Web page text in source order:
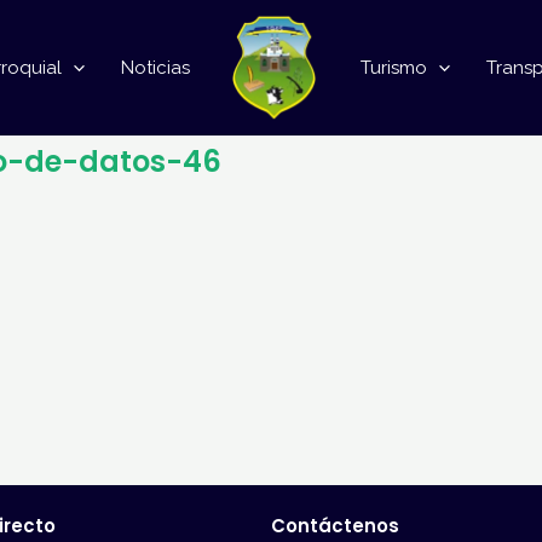
Noticias Turismo
de-datos-46
Contáctenos